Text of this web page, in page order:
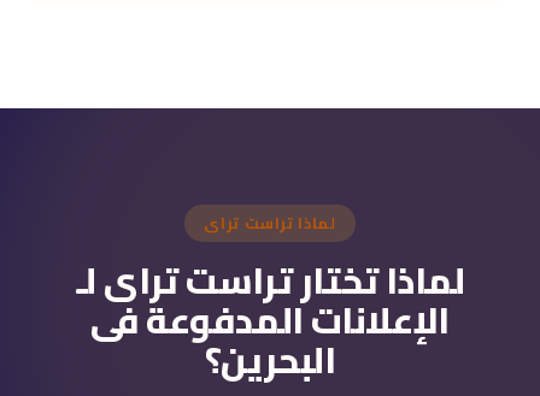
لماذا تراست تراى
لماذا تختار تراست تراى لـ
الإعلانات المدفوعة فى
البحرين؟